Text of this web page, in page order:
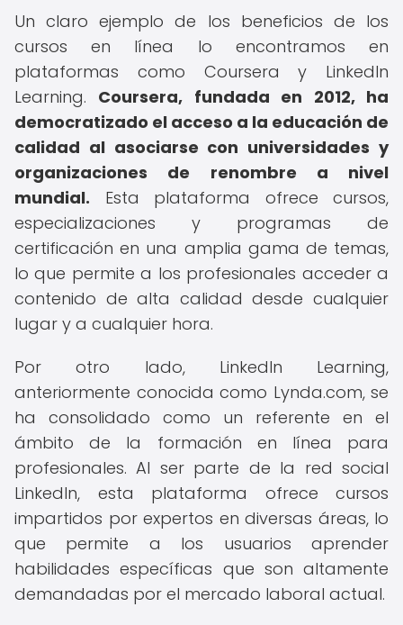
Un claro ejemplo de los beneficios de los
cursos en línea lo encontramos en
plataformas como Coursera y LinkedIn
Learning. Coursera, fundada en 2012, ha
democratizado el acceso a la educación de
calidad al asociarse con universidades y
organizaciones de renombre a nivel
mundial. Esta plataforma ofrece cursos,
especializaciones y programas de
certificación en una amplia gama de temas,
lo que permite a los profesionales acceder a
contenido de alta calidad desde cualquier
lugar y a cualquier hora.
Por otro lado, LinkedIn Learning,
anteriormente conocida como Lynda.com, se
ha consolidado como un referente en el
ámbito de la formación en línea para
profesionales. Al ser parte de la red social
LinkedIn, esta plataforma ofrece cursos
impartidos por expertos en diversas áreas, lo
que permite a los usuarios aprender
habilidades específicas que son altamente
demandadas por el mercado laboral actual.